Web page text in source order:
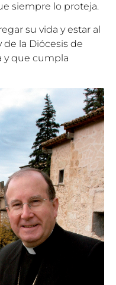
siempre lo proteja.
su vida y estar al
de la Diócesis de
y que cumpla